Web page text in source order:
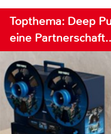
Topthema: Deep
eine